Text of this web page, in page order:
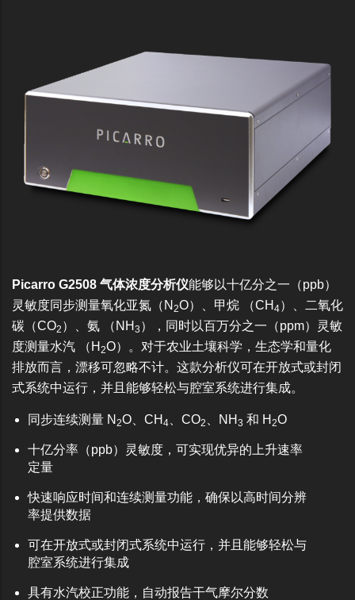
Picarro G2508 气体浓度分析仪能够以十亿分之一（ppb）
灵敏度同步测量氧化亚氮（N 2O）、甲烷 （CH 4）、二氧化
碳（CO2 ）、氨 （NH 3 ），同时以百万分之一（ppm）灵敏
度测量水汽 （H 2O）。对于农业土壤科学，生态学和量化
排放而言，漂移可忽略不计。这款分析仪可在开放式或封闭
式系统中运行，并且能够轻松与腔室系统进行集成。
同步连续测量 N 2O、CH 4 、CO2 、NH 3 和 H 2O
十亿分率（ppb）灵敏度，可实现优异的上升速率
定量
快速响应时间和连续测量功能，确保以高时间分辨
率提供数据
可在开放式或封闭式系统中运行，并且能够轻松与
腔室系统进行集成
具有水汽校正功能，自动报告干气摩尔分数